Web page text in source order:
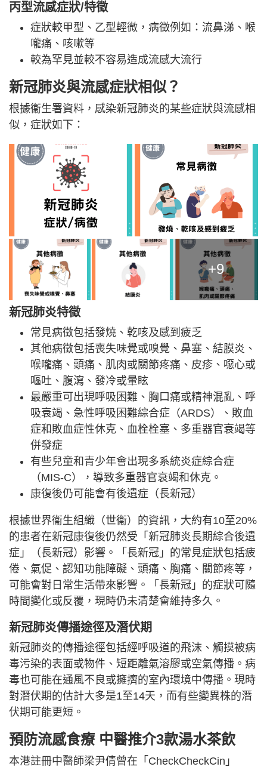
丙型流感症狀/特徵
症狀較甲型、乙型輕微，病徵例如：流鼻涕、喉
嚨痛、咳嗽等
較為罕見並較不容易造成流感大流行
新冠肺炎與流感症狀相似？
根據衞生署資料，感染新冠肺炎的某些症狀與流感相
似，症狀如下：
+9
新冠肺炎特徵
常見病徵包括發燒、乾咳及感到疲乏
其他病徵包括喪失味覺或嗅覺、鼻塞、結膜炎、
喉嚨痛、頭痛、肌肉或關節疼痛、皮疹、噁心或
嘔吐、腹瀉、發冷或暈眩
最嚴重可出現呼吸困難、胸口痛或精神混亂、呼
吸衰竭、急性呼吸困難綜合症（ARDS）、敗血
症和敗血症性休克、血栓栓塞、多重器官衰竭等
併發症
有些兒童和青少年會出現多系統炎症綜合症
（MIS-C），導致多重器官衰竭和休克。
康復後仍可能會有後遺症（長新冠）
根據世界衞生組織（世衞）的資訊，大約有10至20%
的患者在新冠康復後仍然受「新冠肺炎長期綜合後遺
症」（長新冠）影響。「長新冠」的常見症狀包括疲
倦、氣促、認知功能障礙、頭痛、胸痛、關節疼等，
可能會對日常生活帶來影響。「長新冠」的症狀可隨
時間變化或反覆，現時仍未清楚會維持多久。
新冠肺炎傳播途徑及潛伏期
新冠肺炎的傳播途徑包括經呼吸道的飛沫、觸摸被病
毒污染的表面或物件、短距離氣溶膠或空氣傳播。病
毒也可能在通風不良或擁擠的室內環境中傳播。現時
對潛伏期的估計大多是1至14天，而有些變異株的潛
伏期可能更短。
預防流感食療 中醫推介3款湯水茶飲
本港註冊中醫師梁尹倩曾在「CheckCheckCin」